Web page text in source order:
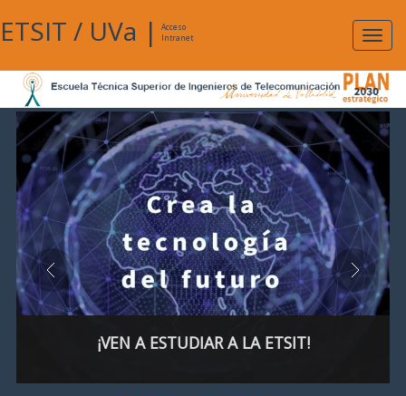
ETSIT / UVa |
Acceso
Intranet
¡VEN A ESTUDIAR A LA ETSIT!